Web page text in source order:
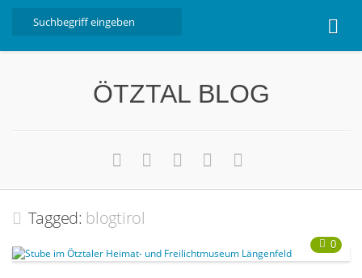
Nützliche Informationen
Free W-LAN Verzeichnis Ötztal
Kostenloser Bustransfer ins Gletscherskigebiet von
Sölden
ÖTZTAL BLOG
Tagged: blogtirol
0